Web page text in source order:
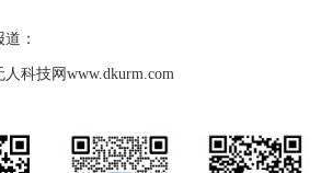
：
科技网www.dkurm.com